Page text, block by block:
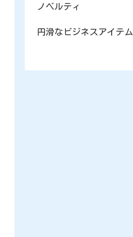
ノベルティ
円滑なビジネスアイテム